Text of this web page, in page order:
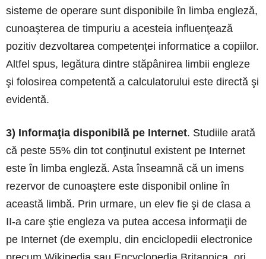
sisteme de operare sunt disponibile în limba engleză,
cunoaşterea de timpuriu a acesteia influenţează
pozitiv dezvoltarea competenţei informatice a copiilor.
Altfel spus, legătura dintre stăpânirea limbii engleze
şi folosirea competentă a calculatorului este directă şi
evidentă.
3) Informaţia disponibilă pe Internet. Studiile arată
că peste 55% din tot conţinutul existent pe Internet
este în limba engleză. Asta înseamnă că un imens
rezervor de cunoaştere este disponibil online în
această limbă. Prin urmare, un elev fie şi de clasa a
II-a care ştie engleza va putea accesa informaţii de
pe Internet (de exemplu, din enciclopedii electronice